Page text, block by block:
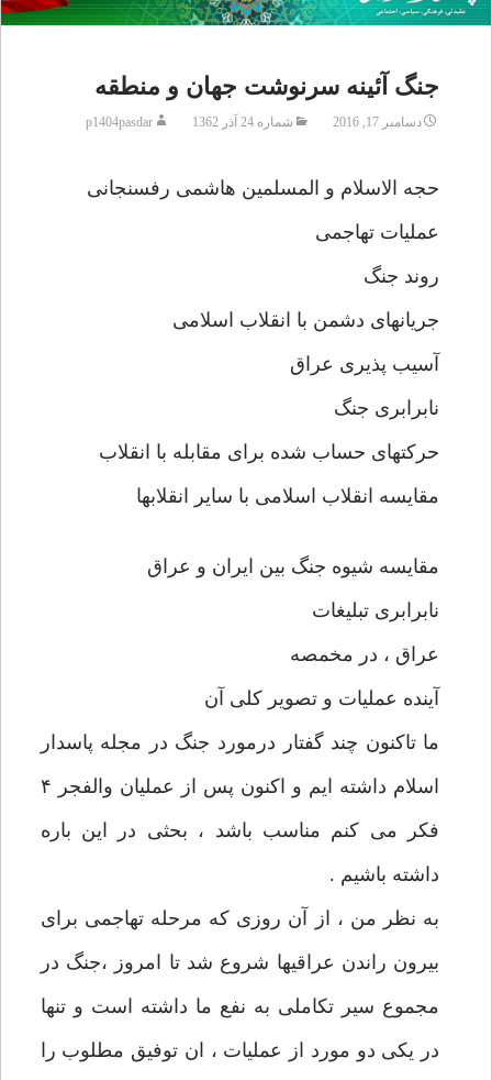
جنگ آئینه سرنوشت جهان و منطقه
دسامبر 17, 2016 شماره 24 آذر 1362 p1404pasdar
حجه الاسلام و المسلمین هاشمی رفسنجانی
عملیات تهاجمی
روند جنگ
جریانهای دشمن با انقلاب اسلامی
آسیب پذیری عراق
نابرابری جنگ
حرکتهای حساب شده برای مقابله با انقلاب
مقایسه انقلاب اسلامی با سایر انقلابها
مقایسه شیوه جنگ بین ایران و عراق
نابرابری تبلیغات
عراق ، در مخمصه
آینده عملیات و تصویر کلی آن
ما تاکنون چند گفتار درمورد جنگ در مجله پاسدار
اسلام داشته ایم و اکنون پس از عملیان والفجر ۴
فکر می کنم مناسب باشد ، بحثی در این باره
داشته باشیم .
به نظر من ، از آن روزی که مرحله تهاجمی برای
بیرون راندن عراقیها شروع شد تا امروز ،‌جنگ در
مجموع سیر تکاملی به نفع ما داشته است و تنها
در یکی دو مورد از عملیات ، ان توفیق مطلوب را